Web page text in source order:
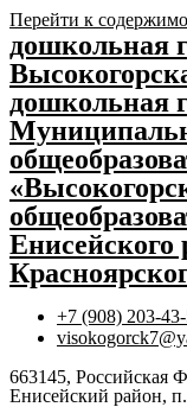
Перейти к
дошкольная
Енисейского
+7 (908) 203-
663145, Российская
Енисейский район,